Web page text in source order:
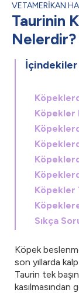
VETAMERİKAN
Taurinin
Nelerdir?
İçindekiler
Köpekler
Köpekler
Sıkça
Köpek
son yıllarda
Taurin tek
kasılmasından